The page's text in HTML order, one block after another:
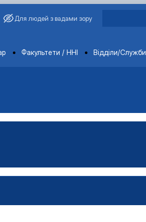
Для людей з вадами зору
Факультети / ННІ Відділи/Служби
Завадського
і адміністрування"